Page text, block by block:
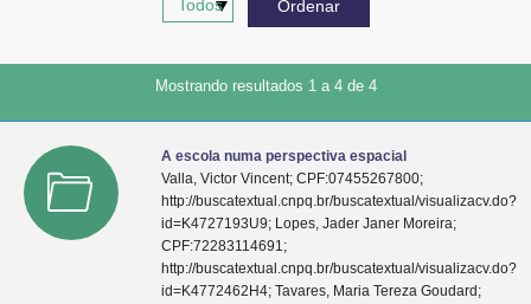
Mostrando resultados 1 a 4 de 4
A escola numa perspectiva espacial
Valla, Victor Vincent; CPF:07455267800;
http://buscatextual.cnpq.br/buscatextual/visualizacv.do?
id=K4727193U9; Lopes, Jader Janer Moreira;
CPF:72283114691;
http://buscatextual.cnpq.br/buscatextual/visualizacv.do?
id=K4772462H4; Tavares, Maria Tereza Goudard;